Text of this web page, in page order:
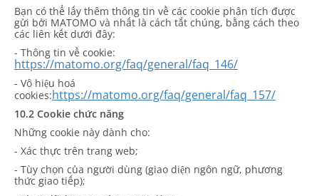
Bạn có thể lấy thêm thông tin về các cookie phân tích được
gửi bởi MATOMO và nhất là cách tắt chúng, bằng cách theo
các liên kết dưới đây:
- Thông tin về cookie:
https://matomo.org/faq/general/faq_146/
- Vô hiệu hoá
cookies:https://matomo.org/faq/general/faq_157/
10.2 Cookie chức năng
Những cookie này dành cho:
- Xác thực trên trang web;
- Tùy chọn của người dùng (giao diện ngôn ngữ, phương
thức giao tiếp);